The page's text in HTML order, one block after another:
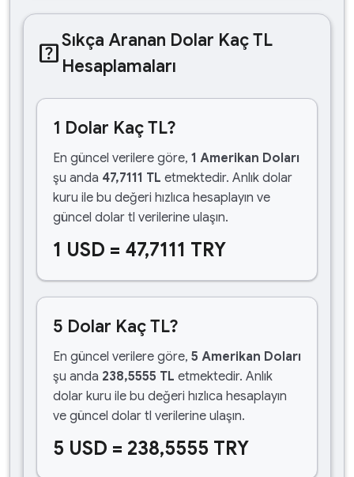
help_centerSıkça Aranan Dolar Kaç TL
Hesaplamaları
1 Dolar Kaç TL?
En güncel verilere göre, 1 Amerikan Doları
şu anda 47,7111 TL etmektedir. Anlık dolar
kuru ile bu değeri hızlıca hesaplayın ve
güncel dolar tl verilerine ulaşın.
1 USD = 47,7111 TRY
5 Dolar Kaç TL?
En güncel verilere göre, 5 Amerikan Doları
şu anda 238,5555 TL etmektedir. Anlık
dolar kuru ile bu değeri hızlıca hesaplayın
ve güncel dolar tl verilerine ulaşın.
5 USD = 238,5555 TRY